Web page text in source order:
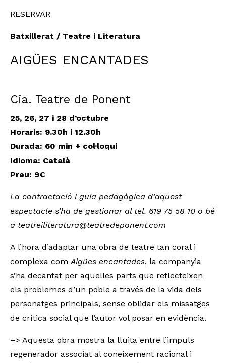
RESERVAR
Batxillerat / Teatre i Literatura
AIGÜES ENCANTADES
Cia. Teatre de Ponent
25, 26, 27 i 28 d’octubre
Horaris: 9.30h i 12.30h
Durada: 60 min + col·loqui
Idioma: Català
Preu: 9€
La contractació i guia pedagògica d’aquest
espectacle s’ha de gestionar al tel. 619 75 58 10 o bé
a teatreiliteratura@teatredeponent.com
A l’hora d’adaptar una obra de teatre tan coral i
complexa comAigües encantades, la companyia
s’ha decantat per aquelles parts que reflecteixen
els problemes d’un poble a través de la vida dels
personatges principals, sense oblidar els missatges
de crítica social que l’autor vol posar en evidència.
–> Aquesta obra mostra la lluita entre l’impuls
regenerador associat al coneixement racional i